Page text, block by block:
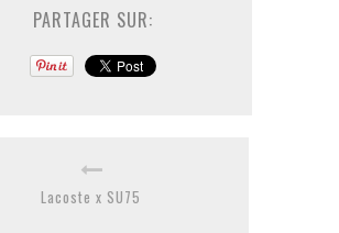
PARTAGER SUR:
Lacoste x SU75